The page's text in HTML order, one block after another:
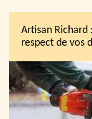
Artisan Richard
respect de vos